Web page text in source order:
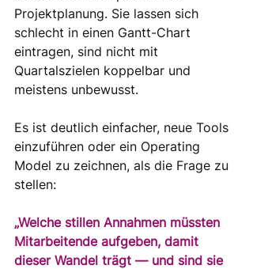
Projektplanung. Sie lassen sich
schlecht in einen Gantt-Chart
eintragen, sind nicht mit
Quartalszielen koppelbar und
meistens unbewusst.
Es ist deutlich einfacher, neue Tools
einzuführen oder ein Operating
Model zu zeichnen, als die Frage zu
stellen:
„Welche stillen Annahmen müssten
Mitarbeitende aufgeben, damit
dieser Wandel trägt — und sind sie